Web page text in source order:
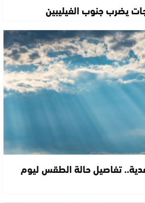
تفاصيل حالة الطقس ليوم